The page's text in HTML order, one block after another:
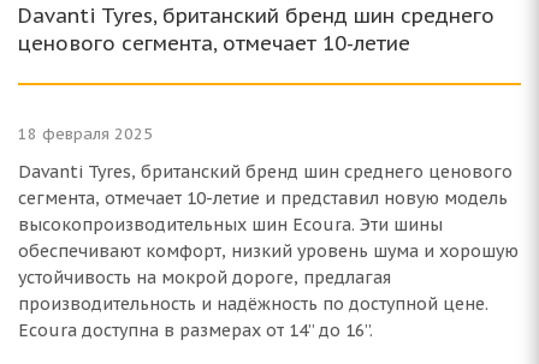
Davanti Tyres, британский бренд шин среднего
ценового сегмента, отмечает 10-летие
18 февраля 2025
Davanti Tyres, британский бренд шин среднего ценового
сегмента, отмечает 10-летие и представил новую модель
высокопроизводительных шин Ecoura. Эти шины
обеспечивают комфорт, низкий уровень шума и хорошую
устойчивость на мокрой дороге, предлагая
производительность и надёжность по доступной цене.
Ecoura доступна в размерах от 14” до 16”.